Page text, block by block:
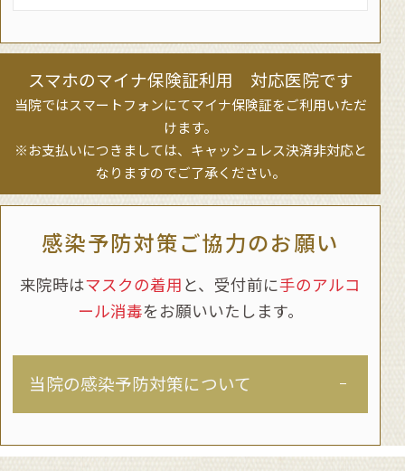
また、捻挫.肉離れ.四十肩も超音波検査を即日
で行っております。
スマホのマイナ保険証利用 対応医院です
当院ではスマートフォンにてマイナ保険証をご利用いただ
けます。
※お支払いにつきましては、キャッシュレス決済非対応と
なりますのでご了承ください。
感染予防対策ご協力のお願い
来院時はマスクの着用 と、受付前に手のアルコ
ール消毒をお願いいたします。
当院の感染予防対策について